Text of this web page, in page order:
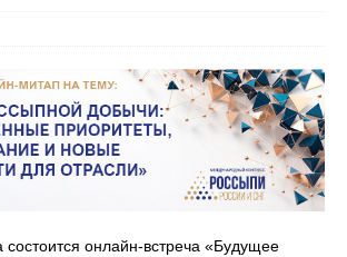
состоится онлайн-встреча «Будущее